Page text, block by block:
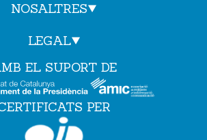
NOSALTRES
LEGAL
EL SUPORT DE
PER